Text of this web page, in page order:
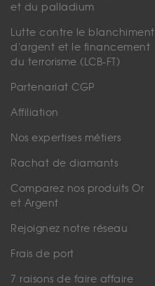
et du palladium
Lutte contre le blanchiment
d'argent et le financement
du terrorisme (LCB-FT)
Partenariat CGP
Affiliation
Nos expertises métiers
Rachat de diamants
Comparez nos produits Or
et Argent
Rejoignez notre réseau
Frais de port
7 raisons de faire affaire